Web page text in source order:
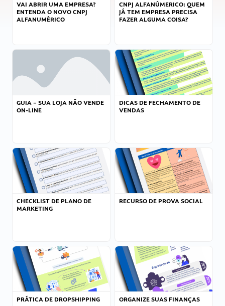
VAI ABRIR UMA EMPRESA?
ENTENDA O NOVO CNPJ
ALFANUMÉRICO
CNPJ ALFANÚMERICO: QUEM
JÁ TEM EMPRESA PRECISA
FAZER ALGUMA COISA?
GUIA – SUA LOJA NÃO VENDE
ON-LINE
DICAS DE FECHAMENTO DE
VENDAS
CHECKLIST DE PLANO DE
MARKETING
RECURSO DE PROVA SOCIAL
PRÁTICA DE DROPSHIPPING ORGANIZE SUAS FINANÇAS